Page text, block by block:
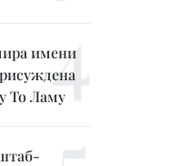
имени
То Ламу